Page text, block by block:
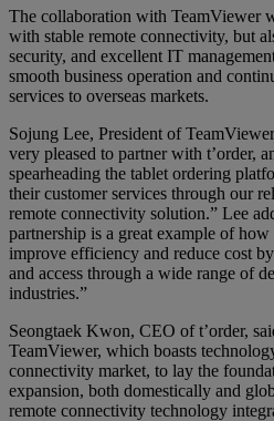
The collaboration with TeamViewer
with stable remote connectivity, but
security, and excellent IT
smooth business operation and
services to overseas markets.
Sojung Lee, President of
very pleased to partner with t’order,
spearheading the tablet ordering
their customer services through our
remote connectivity solution.” Lee
partnership is a great example of
improve efficiency and reduce cost
and access through a wide range of
industries.”
Seongtaek Kwon, CEO of t’order,
TeamViewer, which boasts
connectivity market, to lay the
expansion, both domestically and
remote connectivity technology